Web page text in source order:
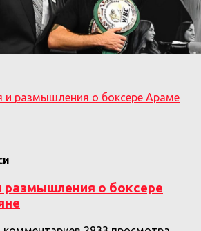
и размышления о боксере Араме
размышления о боксере